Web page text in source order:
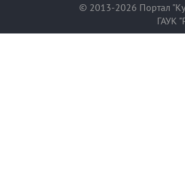
© 2013-2026 Портал
ГАУК